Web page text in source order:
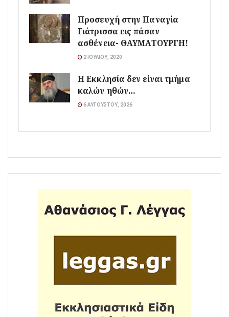
Προσευχή στην Παναγία
Γιάτρισσα εις πάσαν
ασθένεια- ΘΑΥΜΑΤΟΥΡΓΗ!
2 ΙΟΥΛΊΟΥ, 2020
Η Εκκλησία δεν είναι τμήμα
καλών ηθών…
6 ΑΥΓΟΎΣΤΟΥ, 2026